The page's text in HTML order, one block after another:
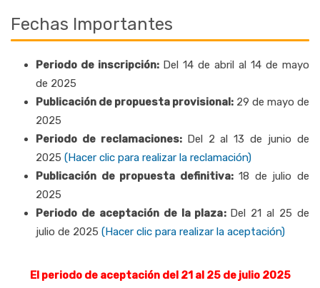
Fechas Importantes
Periodo de inscripción: Del 14 de abril al 14 de mayo
de 2025
Publicación de propuesta provisional: 29 de mayo de
2025
Periodo de reclamaciones: Del 2 al 13 de junio de
2025 (Hacer clic para realizar la reclamación)
Publicación de propuesta definitiva: 18 de julio de
2025
Periodo de aceptación de la plaza: Del 21 al 25 de
julio de 2025 (Hacer clic para realizar la aceptación)
El periodo de aceptación del 21 al 25 de julio 2025